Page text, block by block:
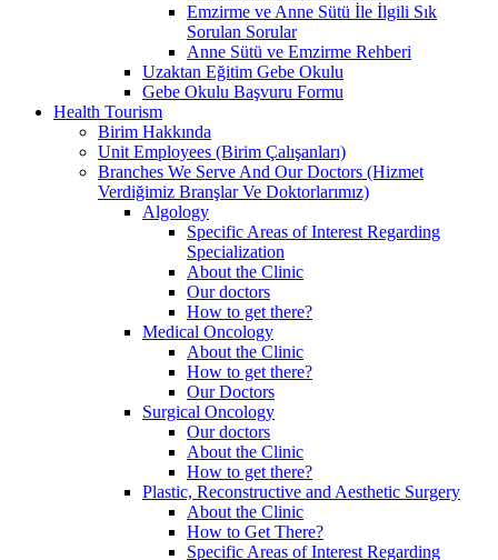
Emzirme ve Anne Sütü İle İlgili Sık
Sorulan Sorular
Anne Sütü ve Emzirme Rehberi
Uzaktan Eğitim Gebe Okulu
Gebe Okulu Başvuru Formu
Health Tourism
Birim Hakkında
Unit Employees (Birim Çalışanları)
Branches We Serve And Our Doctors (Hizmet
Verdiğimiz Branşlar Ve Doktorlarımız)
Algology
Specific Areas of Interest Regarding
Specialization
About the Clinic
Our doctors
How to get there?
Medical Oncology
About the Clinic
How to get there?
Our Doctors
Surgical Oncology
Our doctors
About the Clinic
How to get there?
Plastic, Reconstructive and Aesthetic Surgery
About the Clinic
How to Get There?
Specific Areas of Interest Regarding